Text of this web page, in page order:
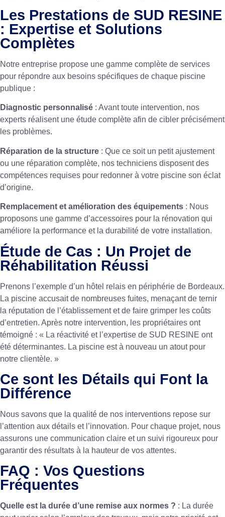
Les Prestations de SUD RESINE
: Expertise et Solutions
Complètes
Notre entreprise propose une gamme complète de services
pour répondre aux besoins spécifiques de chaque piscine
publique :
Diagnostic personnalisé : Avant toute intervention, nos
experts réalisent une étude complète afin de cibler précisément
les problèmes.
Réparation de la structure : Que ce soit un petit ajustement
ou une réparation complète, nos techniciens disposent des
compétences requises pour redonner à votre piscine son éclat
d’origine.
Remplacement et amélioration des équipements : Nous
proposons une gamme d’accessoires pour la rénovation qui
améliore la performance et la durabilité de votre installation.
Étude de Cas : Un Projet de
Réhabilitation Réussi
Prenons l’exemple d’un hôtel relais en périphérie de Bordeaux.
La piscine accusait de nombreuses fuites, menaçant de ternir
la réputation de l’établissement et de faire grimper les coûts
d’entretien. Après notre intervention, les propriétaires ont
témoigné : « La réactivité et l’expertise de SUD RESINE ont
été déterminantes. La piscine est à nouveau un atout pour
notre clientèle. »
Ce sont les Détails qui Font la
Différence
Nous savons que la qualité de nos interventions repose sur
l’attention aux détails et l’innovation. Pour chaque projet, nous
assurons une communication claire et un suivi rigoureux pour
garantir des résultats à la hauteur de vos attentes.
FAQ : Vos Questions
Fréquentes
Quelle est la durée d’une remise aux normes ? : La durée